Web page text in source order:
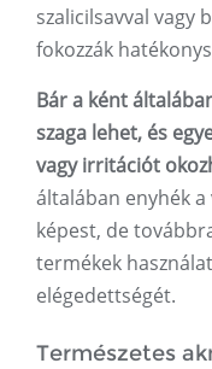
szalicilsavval vagy
fokozzák
Bár a ként
szaga lehet, és
vagy irritációt
általában enyhék
képest, de
termékek
elégedettségét.
Természetes